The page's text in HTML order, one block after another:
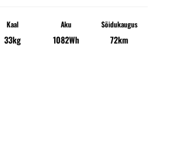
€1,299.00.€999.00.
Kaal
33kg
Aku
1082Wh
Sõidukaugus
72km